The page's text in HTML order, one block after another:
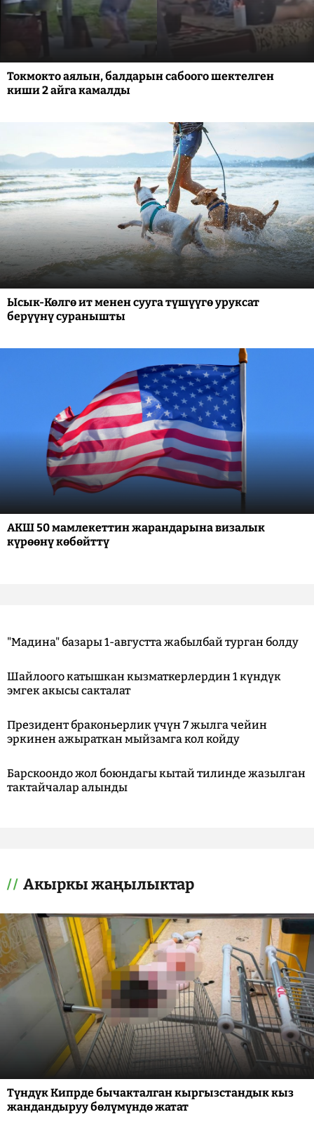
Токмокто аялын, балдарын сабоого шектелген
киши 2 айга камалды
Ысык-Көлгө ит менен сууга түшүүгө уруксат
берүүнү суранышты
АКШ 50 мамлекеттин жарандарына визалык
күрөөнү көбөйттү
"Мадина" базары 1-августта жабылбай турган болду
Шайлоого катышкан кызматкерлердин 1 күндүк
эмгек акысы сакталат
Президент браконьерлик үчүн 7 жылга чейин
эркинен ажыраткан мыйзамга кол койду
Барскоондо жол боюндагы кытай тилинде жазылган
тактайчалар алынды
Акыркы жаңылыктар
Түндүк Кипрде бычакталган кыргызстандык кыз
жандандыруу бөлүмүндө жатат